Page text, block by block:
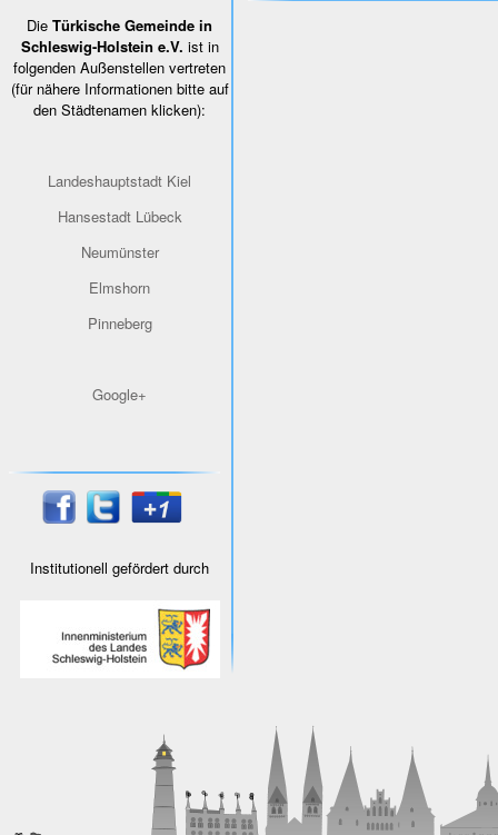
Die Türkische Gemeinde in
Schleswig-Holstein e.V. ist in
folgenden Außenstellen vertreten
(für nähere Informationen bitte auf
den Städtenamen klicken):
Landeshauptstadt Kiel
Hansestadt Lübeck
Neumünster
Elmshorn
Pinneberg
Google+
Institutionell gefördert durch